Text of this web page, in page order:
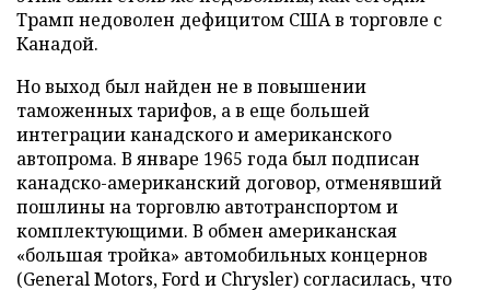
Трамп недоволен дефицитом США в торговле с
Канадой.
Но выход был найден не в повышении
таможенных тарифов, а в еще большей
интеграции канадского и американского
автопрома. В январе 1965 года был подписан
канадско-американский договор, отменявший
пошлины на торговлю автотранспортом и
комплектующими. В обмен американская
«большая тройка» автомобильных концернов
(General Motors, Ford и Chrysler) согласилась, что